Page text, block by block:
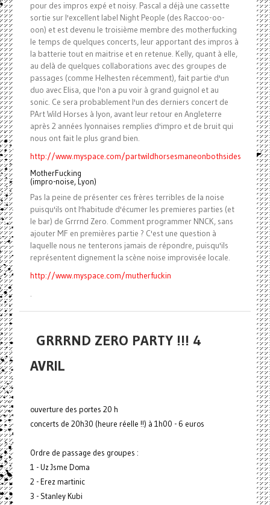
pour des impros expé et noisy. Pascal a déjà une cassette
sortie sur l'excellent label Night People (des Raccoo-oo-
oon) et est devenu le troisième membre des motherfucking
le temps de quelques concerts, leur apportant des impros à
la batterie tout en maitrise et en retenue. Kelly, quant à elle,
au delà de quelques collaborations avec des groupes de
passages (comme Helhesten récemment), fait partie d'un
duo avec Elisa, que l'on a pu voir à grand guignol et au
sonic. Ce sera probablement l'un des derniers concert de
PArt Wild Horses à lyon, avant leur retour en Angleterre
après 2 années lyonnaises remplies d'impro et de bruit qui
nous ont fait le plus grand bien.
http://www.myspace.com/partwildhorsesmaneonbothsides
MotherFucking
(impro-noise, Lyon)
Pas la peine de présenter ces frères terribles de la noise
puisqu'ils ont l'habitude d'écumer les premieres parties (et
le bar) de Grrrnd Zero. Comment programmer NNCK, sans
ajouter MF en premières partie ? C'est une question à
laquelle nous ne tenterons jamais de répondre, puisqu'ils
représentent dignement la scène noise improvisée locale.
http://www.myspace.com/mutherfuckin
.
GRRRND ZERO PARTY !!! 4
AVRIL
ouverture des portes 20 h
concerts de 20h30 (heure réelle !!) à 1h00 - 6 euros
Ordre de passage des groupes :
1 - Uz Jsme Doma
2 - Erez martinic
3 - Stanley Kubi